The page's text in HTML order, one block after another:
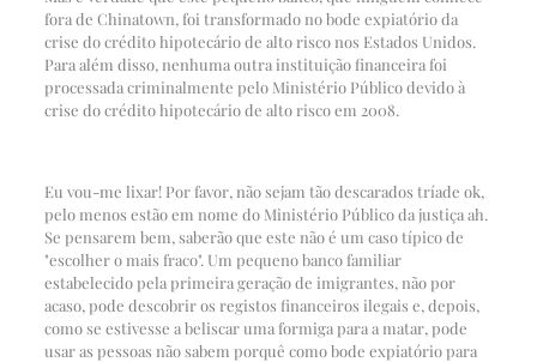
fora de Chinatown, foi transformado no bode expiatório da
crise do crédito hipotecário de alto risco nos Estados Unidos.
Para além disso, nenhuma outra instituição financeira foi
processada criminalmente pelo Ministério Público devido à
crise do crédito hipotecário de alto risco em 2008.
Eu vou-me lixar! Por favor, não sejam tão descarados tríade ok,
pelo menos estão em nome do Ministério Público da justiça ah.
Se pensarem bem, saberão que este não é um caso típico de
"escolher o mais fraco". Um pequeno banco familiar
estabelecido pela primeira geração de imigrantes, não por
acaso, pode descobrir os registos financeiros ilegais e, depois,
como se estivesse a beliscar uma formiga para a matar, pode
usar as pessoas não sabem porquê como bode expiatório para